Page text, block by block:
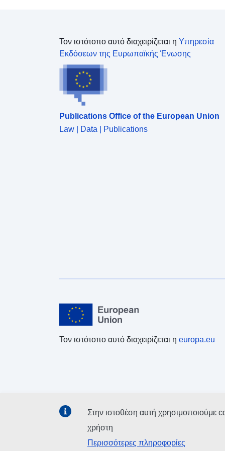
Τον ιστότοπο αυτό διαχειρίζεται η Υπηρεσία
Εκδόσεων της Ευρωπαϊκής Ένωσης
Publications Office of the European Union
Law | Data | Publications
Τον ιστότοπο αυτό διαχειρίζεται η europa.eu
Στην ιστοθέση αυτή χρησιμοποιούμε
χρήστη
Περισσότερες πληροφορίες